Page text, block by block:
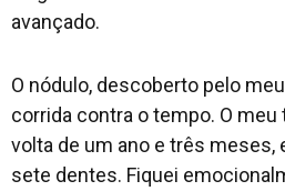
avançado.
O nódulo, descoberto pelo
corrida contra o tempo. O
volta de um ano e três meses,
sete dentes. Fiquei